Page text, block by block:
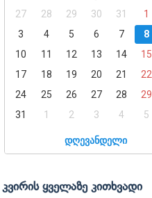
27
28 29 30 31 1
3
4 5 6 7 8
10
11 12 13 14 15
17
18 19 20 21 22
24
25 26 27 28 29
31
1 2 3 4 5
დღევანდელი
კვირის ყველაზე კითხვადი